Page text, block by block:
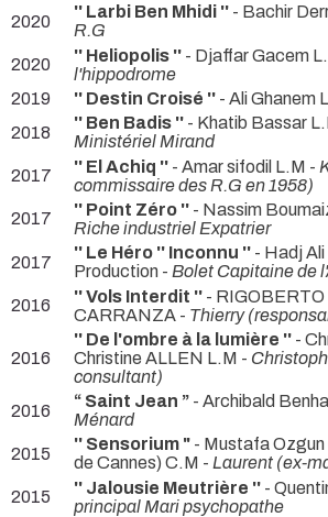
2020
'' Larbi Ben Mhidi '' - Bachir
R.G
2020
'' Heliopolis '' - Djaffar Gacem
l'hippodrome
2019
'' Destin Croisé '' - Ali Ghanem
2018
'' Ben Badis '' - Khatib Bassar
Ministériel Mirand
2017
'' El Achiq '' - Amar sifodil L.M -
commissaire des R.G en 1958)
2017
'' Point Zéro '' - Nassim
Riche industriel Expatrier
2017
'' Le Héro '' Inconnu '' - Hadj
Production - Bolet Capitaine de
2016
'' Vols Interdit '' - RIGOBERTO
CARRANZA - Thierry
2016
'' De l'ombre à la lumière '' -
Christine ALLEN L.M -
consultant)
2016
“ Saint Jean ” - Archibald
Ménard
2015
'' Sensorium " - Mustafa
de Cannes) C.M - Laurent (ex-
2015
'' Jalousie Meutrière '' -
principal Mari psychopathe